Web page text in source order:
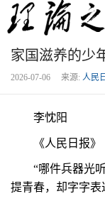
家国滋养的少
2026-07-06 来源: 人民
李忱阳
《人民日报》（
“哪件兵器光听
提青春，却字字